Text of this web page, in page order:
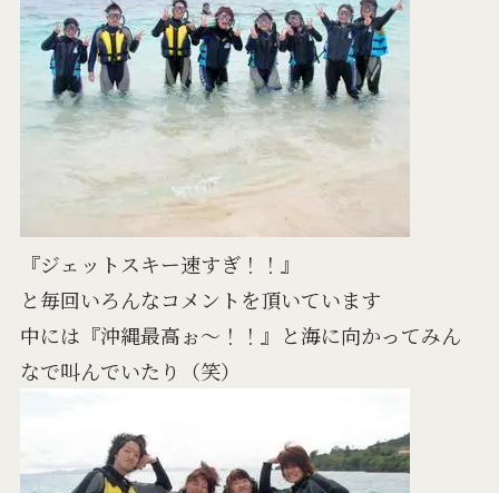
『ジェットスキー速すぎ！！』
と毎回いろんなコメントを頂いています
中には『沖縄最高ぉ～！！』と海に向かってみん
なで叫んでいたり（笑）